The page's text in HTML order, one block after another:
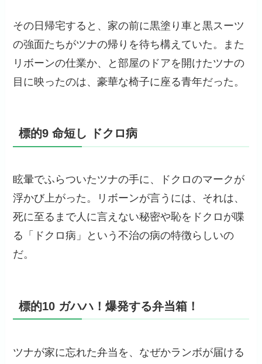
その日帰宅すると、家の前に黒塗り車と黒スーツ
の強面たちがツナの帰りを待ち構えていた。また
リボーンの仕業か、と部屋のドアを開けたツナの
目に映ったのは、豪華な椅子に座る青年だった。
標的9 命短し ドクロ病
眩暈でふらついたツナの手に、ドクロのマークが
浮かび上がった。リボーンが言うには、それは、
死に至るまで人に言えない秘密や恥をドクロが喋
る「ドクロ病」という不治の病の特徴らしいの
だ。
標的10 ガハハ！爆発する弁当箱！
ツナが家に忘れた弁当を、なぜかランボが届ける